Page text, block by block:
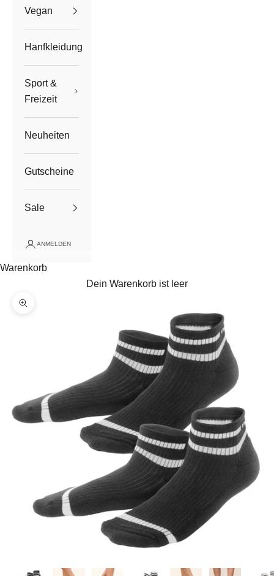
Vegan
Hanfkleidung
Sport &
Freizeit
Neuheiten
Gutscheine
Sale
ANMELDEN
Warenkorb
Dein Warenkorb ist leer
Bild vergrößern